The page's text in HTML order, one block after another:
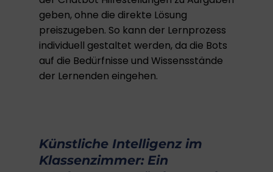
geben, ohne die direkte Lösung
preiszugeben. So kann der Lernprozess
individuell gestaltet werden, da die Bots
auf die Bedürfnisse und Wissensstände
der Lernenden eingehen.
Künstliche Intelligenz im
Klassenzimmer: Ein